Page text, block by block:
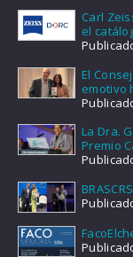
Carl
el
El
emotivo
La Dra.
Premio